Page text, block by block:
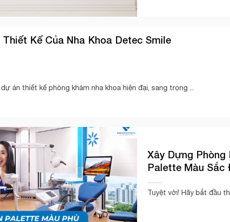
Thiết Kế Của Nha Khoa Detec Smile
án thiết kế phòng khám nha khoa hiện đại, sang trọng ...
Xây Dựng Phòng
Palette Màu Sắc
Tuyệt vời! Hãy bắt đầu